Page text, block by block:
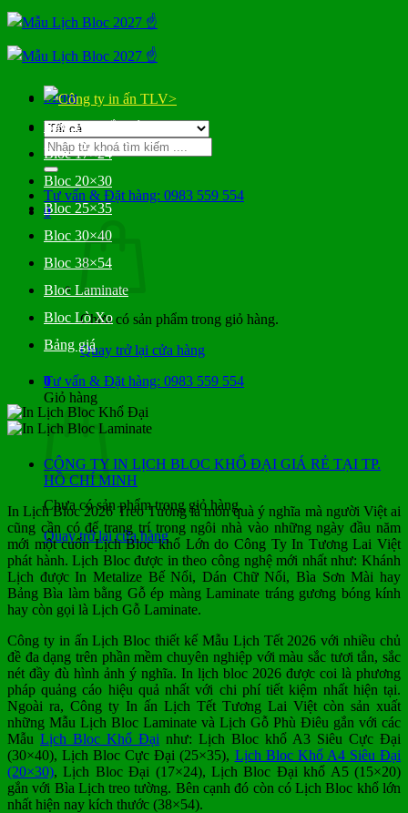
Bỏ
qua
nội
dung
Menu
Tìm
kiếm:
Tư vấn & Đặt hàng: 0983 559 554
0
Chưa có sản phẩm trong giỏ hàng.
Quay trở lại cửa hàng
0
Giỏ hàng
Chưa có sản phẩm trong giỏ hàng.
Quay trở lại cửa hàng
>
Bloc Đại Gắn Bìa
Bloc 17×24
Bloc 20×30
Bloc 25×35
Bloc 30×40
Bloc 38×54
Bloc Laminate
Bloc Lò Xo
Bảng giá
Tư vấn & Đặt hàng: 0983 559 554
CÔNG TY IN LỊCH BLOC KHỔ ĐẠI GIÁ RẺ TẠI TP.
HỒ CHÍ MINH
In Lịch Bloc 2026 Treo Tường là món quà ý nghĩa mà người Việt ai
cũng cần có để trang trí trong ngôi nhà vào những ngày đầu năm
mới một cuốn Lịch Bloc khổ Lớn do Công Ty In Tương Lai Việt
phát hành. Lịch Bloc được in theo công nghệ mới nhất như: Khánh
Lịch được In Metalize Bế Nổi, Dán Chữ Nổi, Bìa Sơn Mài hay
Bảng Bìa làm bằng Gỗ ép màng Laminate tráng gương bóng kính
hay còn gọi là Lịch Gỗ Laminate.
Công ty in ấn Lịch Bloc thiết kế Mẫu Lịch Tết 2026 với nhiều chủ
đề đa dạng trên phần mềm chuyên nghiệp với màu sắc tươi tắn, sắc
nét đầy đù hình ảnh ý nghĩa. In lịch bloc 2026 được coi là phương
pháp quảng cáo hiệu quả nhất với chi phí tiết kiệm nhất hiện tại.
Ngoài ra, Công ty In ấn Lịch Tết Tương Lai Việt còn sản xuất
những Mẫu Lịch Bloc Laminate và Lịch Gỗ Phù Điêu gắn với các
Mẫu Lịch Bloc Khổ Đại như: Lịch Bloc khổ A3 Siêu Cực Đại
(30×40), Lịch Bloc Cực Đại (25×35), Lịch Bloc Khổ A4 Siêu Đại
(20×30), Lịch Bloc Đại (17×24), Lịch Bloc Đại khổ A5 (15×20)
gắn với Bìa Lịch treo tường. Bên cạnh đó còn có Lịch Bloc khổ lớn
nhất hiện nay kích thước (38×54).